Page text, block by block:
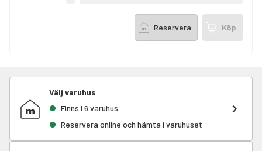
Reservera Köp
Välj varuhus
Finns i 6 varuhus
Reservera online och hämta i varuhuset